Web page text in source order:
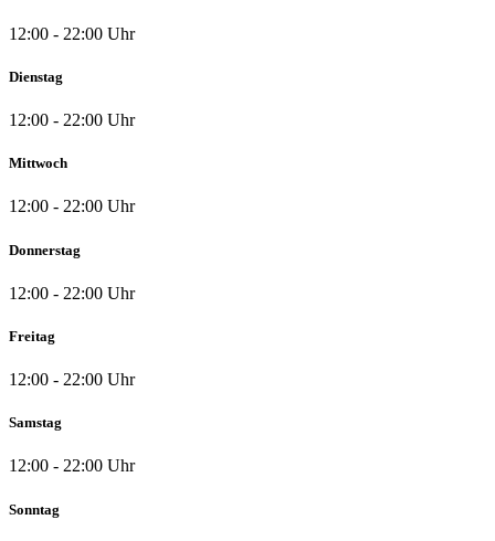
12:00 - 22:00 Uhr
Dienstag
12:00 - 22:00 Uhr
Mittwoch
12:00 - 22:00 Uhr
Donnerstag
12:00 - 22:00 Uhr
Freitag
12:00 - 22:00 Uhr
Samstag
12:00 - 22:00 Uhr
Sonntag